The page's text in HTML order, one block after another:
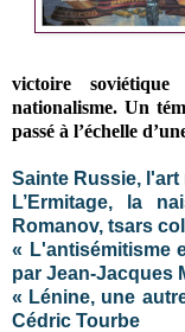
victoire
nationalisme. Un
passé à l’échelle
Sainte Russie, l'art
L’Ermitage, la
Romanov, tsars
« L'antisémitisme
par Jean-Jacques
« Lénine, une
Cédric Tourbe